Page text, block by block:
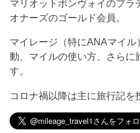
マリオットボンヴォイのプラ
オナーズのゴールド会員。
マイレージ（特にANAマイ
動、マイルの使い方、さらに
す。
コロナ禍以降は主に旅行記を